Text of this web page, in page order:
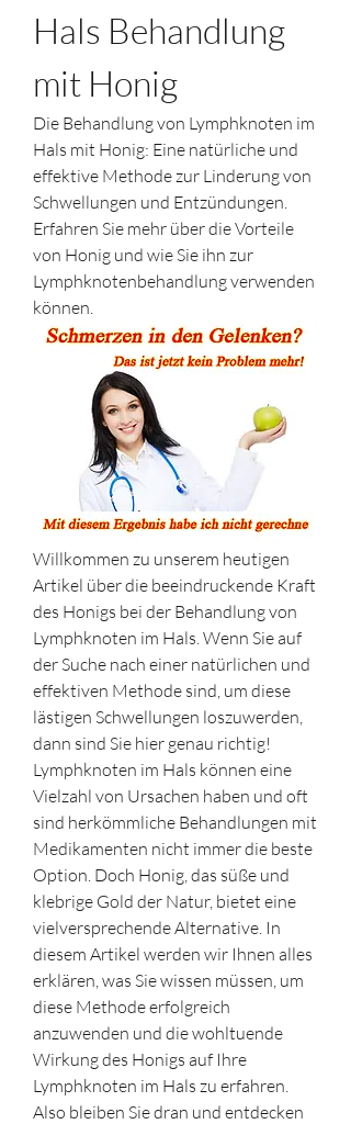
Hals Behandlung
mit Honig
Die Behandlung von Lymphknoten im
Hals mit Honig: Eine natürliche und
effektive Methode zur Linderung von
Schwellungen und Entzündungen.
Erfahren Sie mehr über die Vorteile
von Honig und wie Sie ihn zur
Lymphknotenbehandlung verwenden
können.
Willkommen zu unserem heutigen
Artikel über die beeindruckende Kraft
des Honigs bei der Behandlung von
Lymphknoten im Hals. Wenn Sie auf
der Suche nach einer natürlichen und
effektiven Methode sind, um diese
lästigen Schwellungen loszuwerden,
dann sind Sie hier genau richtig!
Lymphknoten im Hals können eine
Vielzahl von Ursachen haben und oft
sind herkömmliche Behandlungen mit
Medikamenten nicht immer die beste
Option. Doch Honig, das süße und
klebrige Gold der Natur, bietet eine
vielversprechende Alternative. In
diesem Artikel werden wir Ihnen alles
erklären, was Sie wissen müssen, um
diese Methode erfolgreich
anzuwenden und die wohltuende
Wirkung des Honigs auf Ihre
Lymphknoten im Hals zu erfahren.
Also bleiben Sie dran und entdecken